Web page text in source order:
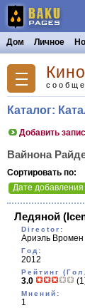
Дом Личное
Каталог:
Добавить
Вайнона
Сортировать по:
Дате добавления
Ледяной
Director:
Ариэль Вромен
Год:
2012
Рейтинг
3.0
Мнений:
1